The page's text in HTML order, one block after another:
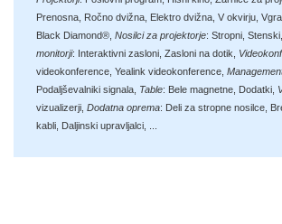
Prenosna Ročno dvižna Elektro dvižna V okvirju
Black Diamond® Nosilci za projektorje: Stropni Stenski
monitorji: Interaktivni zasloni Zasloni na dotik
videokonference Yealink videokonference
Podaljševalniki signala Table: Bele magnetne Dodatki
vizualizerji Dodatna oprema: Deli za stropne nosilce
kabli Daljinski upravljalci